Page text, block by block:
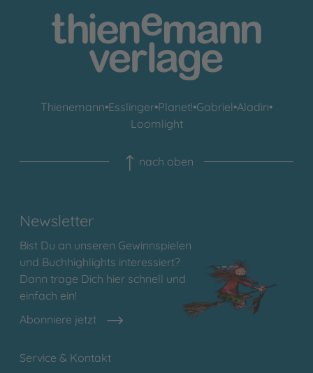
Thienemann•Esslinger•Planet!•Gabriel•Aladin•
Loomlight
nach oben
Newsletter
Bist Du an unseren Gewinnspielen
und Buchhighlights interessiert?
Dann trage Dich hier schnell und
einfach ein!
Abonniere jetzt
Service & Kontakt